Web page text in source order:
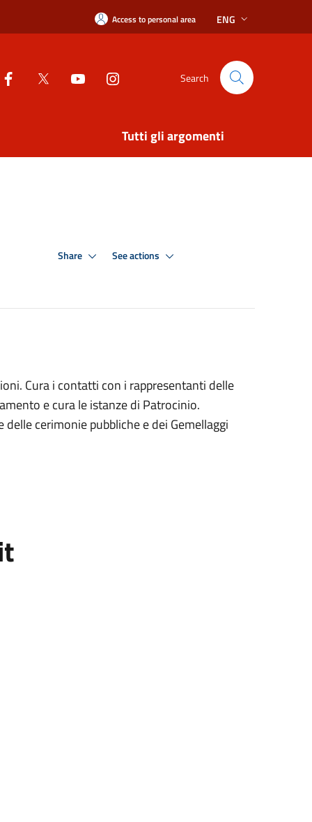
Access to personal area ENG
Search
Tutti gli argomenti
Share See actions
Cura i contatti con i rappresentanti delle
e cura le istanze di Patrocinio.
cerimonie pubbliche e dei Gemellaggi